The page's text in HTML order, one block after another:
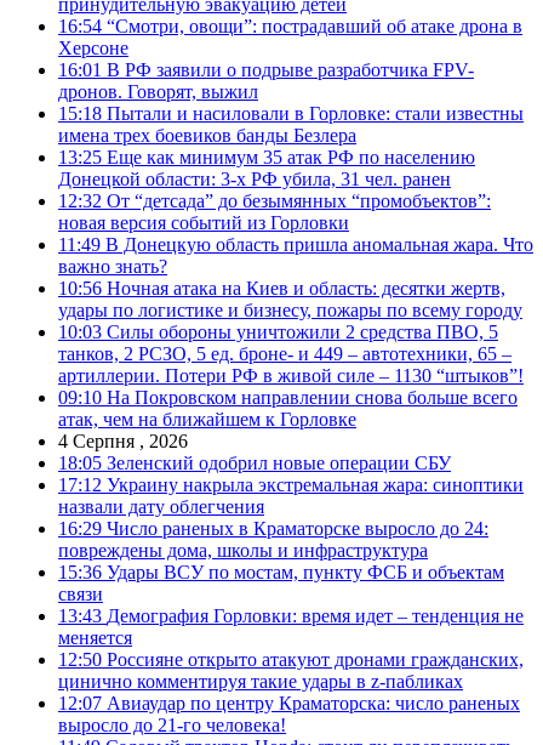
16:54 “Смотри, овощи”: пострадавший об атаке дрона в
Херсоне
16:01 В РФ заявили о подрыве разработчика FPV-
дронов. Говорят, выжил
15:18 Пытали и насиловали в Горловке: стали известны
имена трех боевиков банды Безлера
13:25 Еще как минимум 35 атак РФ по населению
Донецкой области: 3-х РФ убила, 31 чел. ранен
12:32 От “детсада” до безымянных “промобъектов”:
новая версия событий из Горловки
11:49 В Донецкую область пришла аномальная жара. Что
важно знать?
10:56 Ночная атака на Киев и область: десятки жертв,
удары по логистике и бизнесу, пожары по всему городу
10:03 Силы обороны уничтожили 2 средства ПВО, 5
танков, 2 РСЗО, 5 ед. броне- и 449 – автотехники, 65 –
артиллерии. Потери РФ в живой силе – 1130 “штыков”!
09:10 На Покровском направлении снова больше всего
атак, чем на ближайшем к Горловке
4 Серпня , 2026
18:05 Зеленский одобрил новые операции СБУ
17:12 Украину накрыла экстремальная жара: синоптики
назвали дату облегчения
16:29 Число раненых в Краматорске выросло до 24:
повреждены дома, школы и инфраструктура
15:36 Удары ВСУ по мостам, пункту ФСБ и объектам
связи
13:43 Демография Горловки: время идет – тенденция не
меняется
12:50 Россияне открыто атакуют дронами гражданских,
цинично комментируя такие удары в z-пабликах
12:07 Авиаудар по центру Краматорска: число раненых
выросло до 21-го человека!